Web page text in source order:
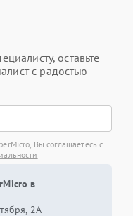
оставьте
с радостью
Вы соглашаетесь с
в
2А